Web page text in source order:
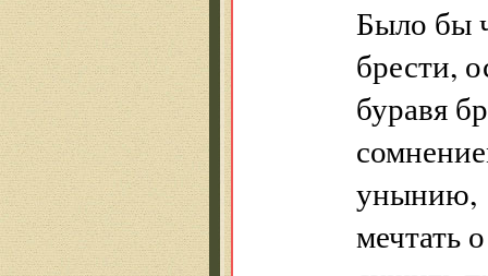
Было бы
брести,
буравя
унынию,
мечтать